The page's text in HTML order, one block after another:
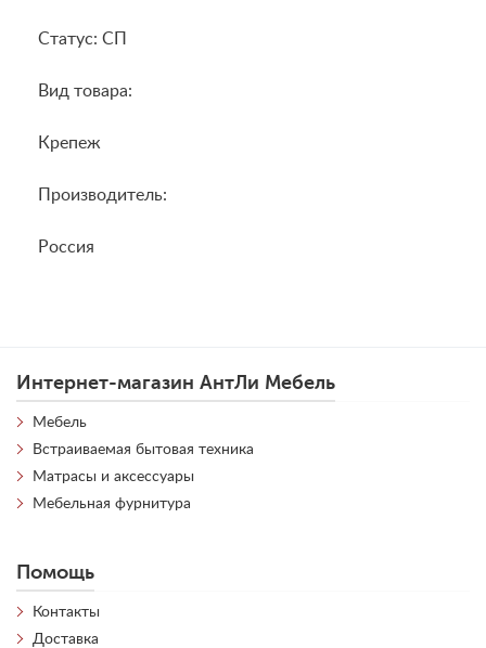
Статус: СП
Вид товара:
Крепеж
Производитель:
Россия
Интернет-магазин АнтЛи Мебель
Мебель
Встраиваемая бытовая техника
Матрасы и аксессуары
Мебельная фурнитура
Помощь
Контакты
Доставка